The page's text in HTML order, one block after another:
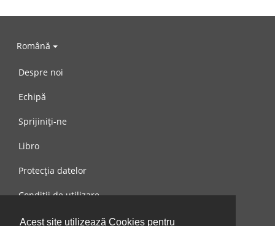
Acest site utilizează Cookies pentru
Română
Despre noi
Echipă
Sprijiniți-ne
Libro
Protecția datelor
Condiții de utilizare
Mesaj către noi